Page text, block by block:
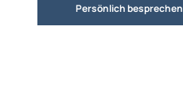
Persönlich besprechen